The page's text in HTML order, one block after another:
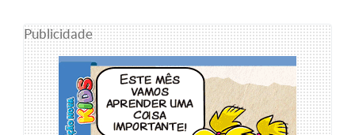
Publicidade